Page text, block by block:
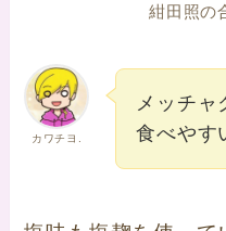
紺田照の
カワチヨ.
メッチャ
食べやす